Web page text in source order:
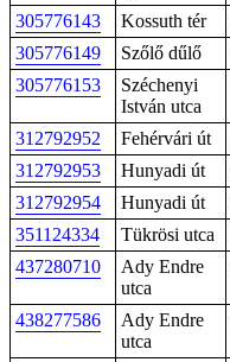
305776143 Kossuth tér
305776149
Szőlő dűlő
305776153
Széchenyi
István utca
312792952 Fehérvári út
312792953
Hunyadi út
312792954
Hunyadi út
351124334
Tükrösi utca
437280710
Ady Endre
utca
438277586
Ady Endre
utca